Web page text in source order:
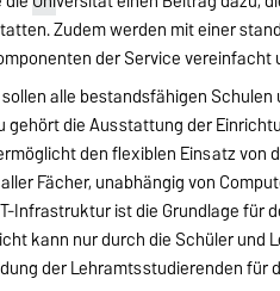
Zudem werden mit einer
der Service
alle bestandsfähigen
die Ausstattung der
den flexiblen Einsatz von
Fächer, unabhängig von
Infrastruktur ist die Grundlage für
kann nur durch die Schüler und
der Lehramtsstudierenden für